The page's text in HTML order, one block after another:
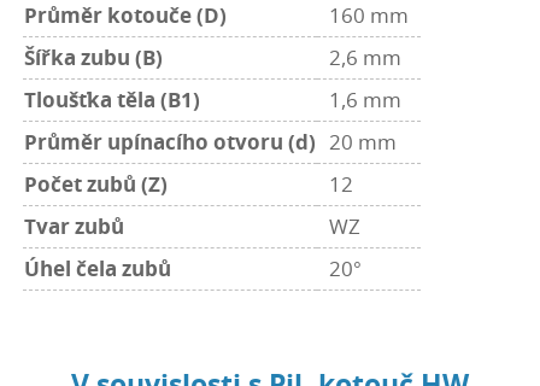
Průměr kotouče (D)
160 mm
Šířka zubu (B)
2,6 mm
Tloušťka těla (B1)
1,6 mm
Průměr upínacího otvoru (d) 20 mm
Počet zubů (Z)
12
Tvar zubů
WZ
Úhel čela zubů
20°